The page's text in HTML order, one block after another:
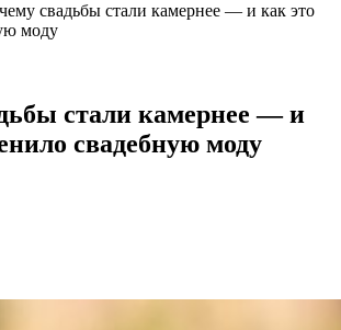
свадьбы стали камернее — и как это
моду
стали камернее — и
свадебную моду